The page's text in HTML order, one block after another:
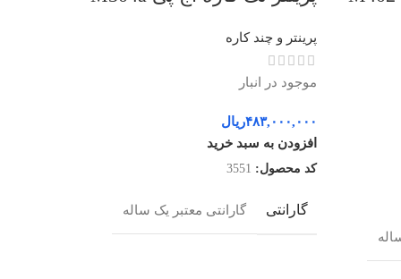
پرینتر و چند کاره
موجود در انبار
۴۸۳,۰۰۰,۰۰۰ریال
افزودن به سبد خرید
کد محصول: 3551
گارانتی گارانتی معتبر یک ساله